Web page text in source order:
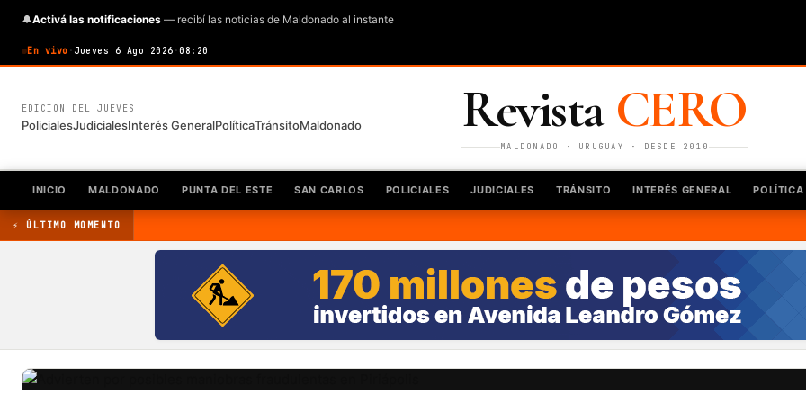
🔔Activá las notificaciones — recibí las noticias de Maldonado al instante
En vivo · Jueves 6 Ago 2026 ·08:20
EDICION DEL JUEVES
PolicialesJudicialesInterés GeneralPolíticaTránsitoMaldonado RevistaCERO
MALDONADO · URUGUAY · DESDE 2010
INICIO MALDONADO PUNTA DEL ESTE SAN CARLOS POLICIALES JUDICIALES TRÁNSITO INTERÉS GENERAL POLÍTICA
⚡ ÚLTIMO MOMENTO